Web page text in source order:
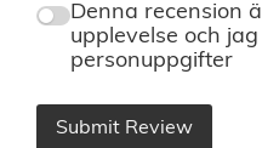
Denna recension
upplevelse och
personuppgifter
Submit Review